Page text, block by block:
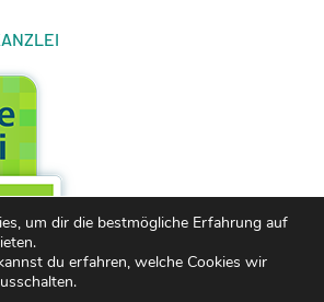
um dir die bestmögliche Erfahrung auf
du erfahren, welche Cookies wir